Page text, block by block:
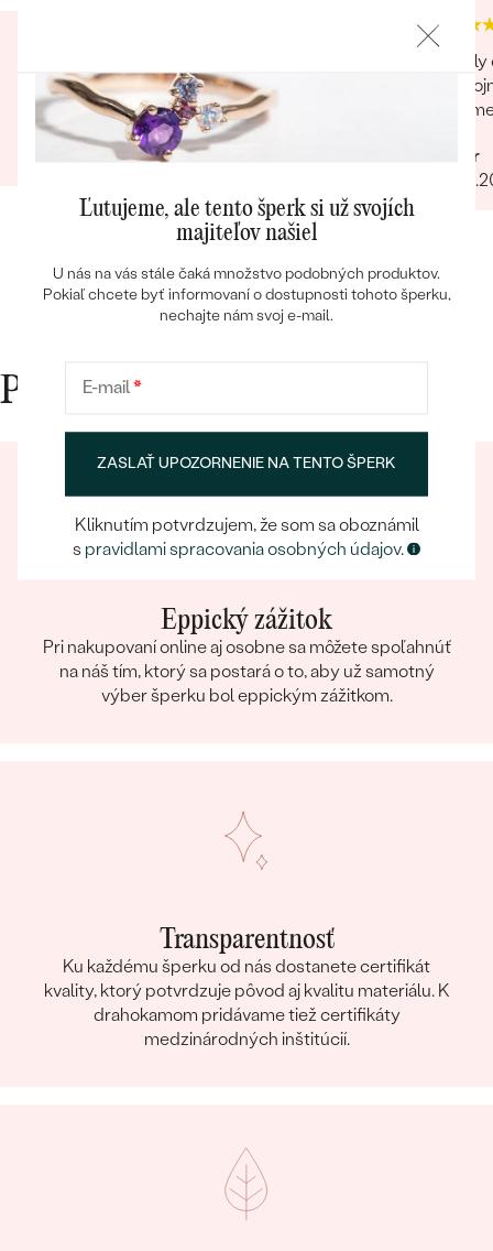
Bestsellery
OBJAVIŤ
A obrúčky nádherné. Určite odporúčam
Júlia
Peter
Prečo nakupovať v Eppi
Eppický zážitok
Pri nakupovaní online aj osobne sa môžete spoľahnúť
na náš tím, ktorý sa postará o to, aby už samotný
výber šperku bol eppickým zážitkom.
Transparentnosť
Ku každému šperku od nás dostanete certifikát
kvality, ktorý potvrdzuje pôvod aj kvalitu materiálu. K
drahokamom pridávame tiež certifikáty
medzinárodných inštitúcií.
Ľutujeme, ale tento šperk si už svojích
majiteľov našiel
U nás na vás stále čaká množstvo podobných produktov.
Pokiaľ chcete byť informovaní o dostupnosti tohoto šperku,
nechajte nám svoj e-mail.
E-mail*
ZASLAŤ UPOZORNENIE NA TENTO ŠPERK
Kliknutím potvrdzujem, že som sa oboznámil
s pravidlami spracovania osobných údajov.